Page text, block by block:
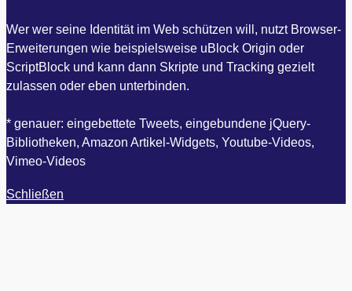
Wer wer seine Identität im Web schützen will, nutzt Browser-
Erweiterungen wie beispielsweise uBlock Origin oder
ScriptBlock und kann dann Skripte und Tracking gezielt
zulassen oder eben unterbinden.
* genauer: eingebettete Tweets, eingebundene jQuery-
Bibliotheken, Amazon Artikel-Widgets, Youtube-Videos,
Vimeo-Videos
Schließen